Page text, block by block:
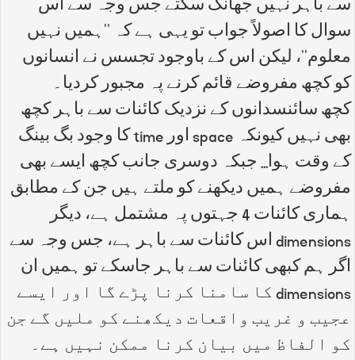
سے باہر نہیں جھانک سکتے جس وجہ سے اس
سوال کا اصولاً جواب تو یہی ہے کہ ''ہمیں نہیں
معلوم''، لیکن اس کے باوجود تجسس نے انسانوں
کو کچھ مفروضے قائم کرنے پہ مجبور کردیا۔
کچھ سائنسدانوں کے نزدیک کائنات سے باہر کچھ
بھی نہیں کیونکہ space اور time کا وجود بگ بینگ
کے وقت ہوا... جبکہ دوسری جانب کچھ ایسے بھی
مفروضے ہمیں دیکھنے کو ملتے ہیں جن کے مطابق
ہماری کائنات 4 جہتوں پہ مشتمل ہے، دیگر
dimensions اس کائنات سے باہر ہے، جس وجہ سے
اگر ہم کبھی کائنات سے باہر جاسکے تو ہمیں ان
dimensions کا سامنا کرنا پڑے گا اور ایسے
عجیب و غریب واقعات دیکھنے کو ملیں گے جن
کو الفاظ میں بیان کرنا ممکن نہیں ہے۔